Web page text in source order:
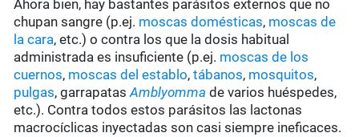
Ahora bien, hay bastantes parásitos externos que no
chupan sangre (p.ej. moscas domésticas, moscas de
la cara, etc.) o contra los que la dosis habitual
administrada es insuficiente (p.ej. moscas de los
cuernos, moscas del establo,tábanos, mosquitos,
pulgas, garrapatasAmblyomma de varios huéspedes,
etc.). Contra todos estos parásitos las lactonas
macrocíclicas inyectadas son casi siempre ineficaces.